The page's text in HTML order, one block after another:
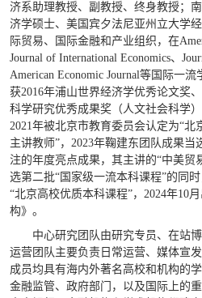
济系助理教授、副教授、终身教授；
济学硕士、美国宾夕法尼亚州立大学
际贸易、国际金融和产业组织，在
Journal of International Economics、
American Economic Journal等国际一
获2016年浦山世界经济学优秀论文奖
科学研究优秀成果奖（人文社会科学
2021年被北京市教育委员会认定为“北
主讲教师”，2023年鞠建东团队成果当
注的年度亮点成果，其主讲的“中美贸
选第二批“国家级一流本科课程”的同
“北京高校优质本科课程”，2024年10
构》。
中心研究团队由研究专员、在站
运营团队主要负责日常运营、媒体宣
成员均具有海内外著名高校和机构的
金融监管、政府部门，以及国际上的